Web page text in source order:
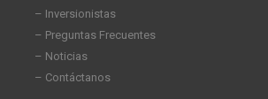
– Inversionistas
– Preguntas Frecuentes
– Noticias
– Contáctanos